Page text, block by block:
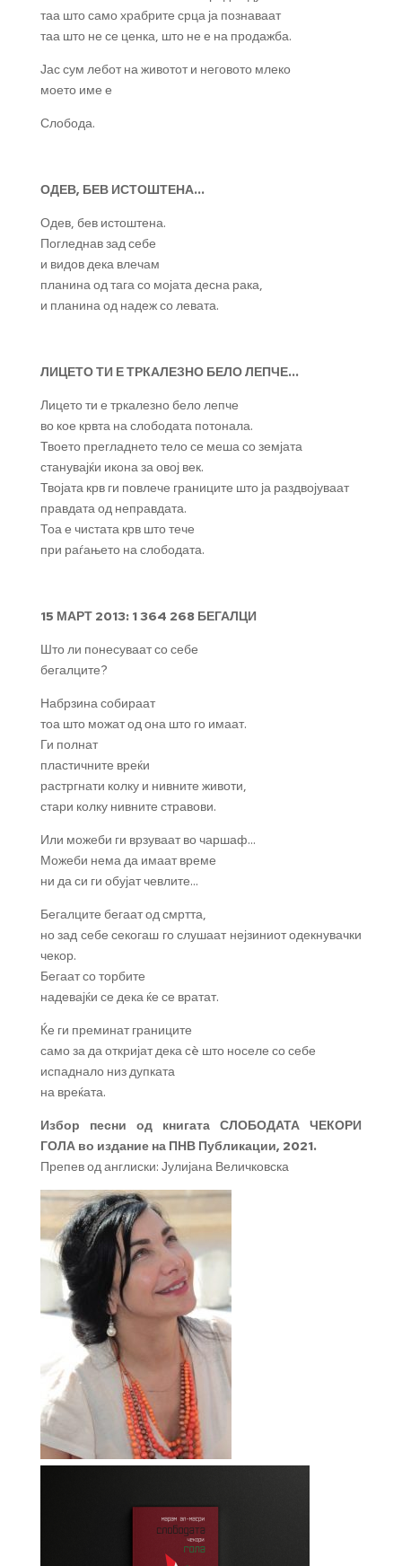
таа што само храбрите срца ја познаваат
таа што не се ценка, што не е на продажба.
Јас сум лебот на животот и неговото млеко
моето име е
Слобода.
ОДЕВ, БЕВ ИСТОШТЕНА…
Одев, бев истоштена.
Погледнав зад себе
и видов дека влечам
планина од тага со мојата десна рака,
и планина од надеж со левата.
ЛИЦЕТО ТИ Е ТРКАЛЕЗНО БЕЛО ЛЕПЧЕ…
Лицето ти е тркалезно бело лепче
во кое крвта на слободата потонала.
Твоето прегладнето тело се меша со земјата
станувајќи икона за овој век.
Твојата крв ги повлече границите што ја раздвојуваат
правдата од неправдата.
Тоа е чистата крв што тече
при раѓањето на слободата.
15 МАРТ 2013: 1 364 268 БЕГАЛЦИ
Што ли понесуваат со себе
бегалците?
Набрзина собираат
тоа што можат од она што го имаат.
Ги полнат
пластичните вреќи
растргнати колку и нивните животи,
стари колку нивните стравови.
Или можеби ги врзуваат во чаршаф…
Можеби нема да имаат време
ни да си ги обујат чевлите…
Бегалците бегаат од смртта,
но зад себе секогаш го слушаат нејзиниот одекнувачки
чекор.
Бегаат со торбите
надевајќи се дека ќе се вратат.
Ќе ги преминат границите
само за да откријат дека сè што носеле со себе
испаднало низ дупката
на вреќата.
Избор песни од книгата СЛОБОДАТА ЧЕКОРИ
ГОЛА во издание на ПНВ Публикации, 2021.
Препев од англиски: Јулијана Величковска